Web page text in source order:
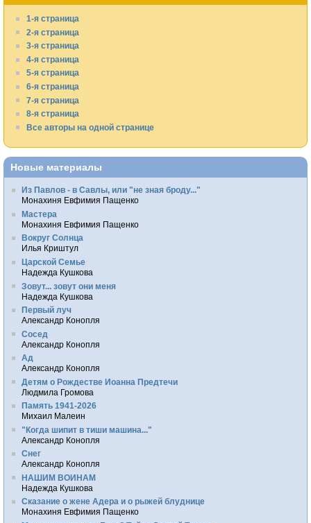
1-я страница
2-я страница
3-я страница
4-я страница
5-я страница
6-я страница
7-я страница
8-я страница
Все авторы на одной странице
Новые материалы
Из Павлов - в Савлы, или "не зная броду..."
Монахиня Евфимия Пащенко
Мастера
Монахиня Евфимия Пащенко
Вокруг Солнца
Илья Криштул
Царской Семье
Надежда Кушкова
Зовут... зовут они меня
Надежда Кушкова
Первый луч
Александр Конопля
Сосед
Александр Конопля
Ад
Александр Конопля
Детям о Рождестве Иоанна Предтечи
Людмила Громова
Память 1941-2026
Михаил Малеин
"Когда шипит в тиши машина..."
Александр Конопля
Снег
Александр Конопля
НАШИМ ВОИНАМ
Надежда Кушкова
Сказание о жене Адера и о рыжей блуднице
Монахиня Евфимия Пащенко